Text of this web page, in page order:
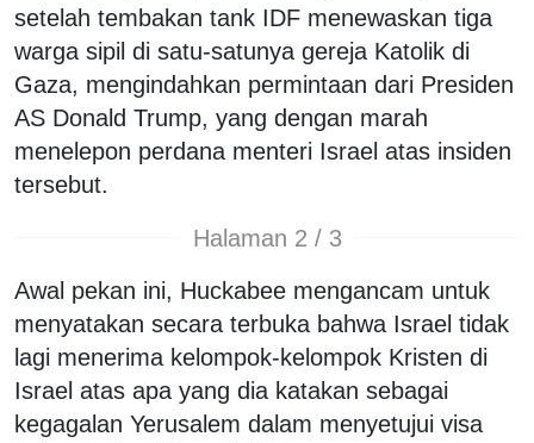
setelah tembakan tank IDF menewaskan tiga
warga sipil di satu-satunya gereja Katolik di
Gaza, mengindahkan permintaan dari Presiden
AS Donald Trump, yang dengan marah
menelepon perdana menteri Israel atas insiden
tersebut.
Halaman 2 / 3
Awal pekan ini, Huckabee mengancam untuk
menyatakan secara terbuka bahwa Israel tidak
lagi menerima kelompok-kelompok Kristen di
Israel atas apa yang dia katakan sebagai
kegagalan Yerusalem dalam menyetujui visa